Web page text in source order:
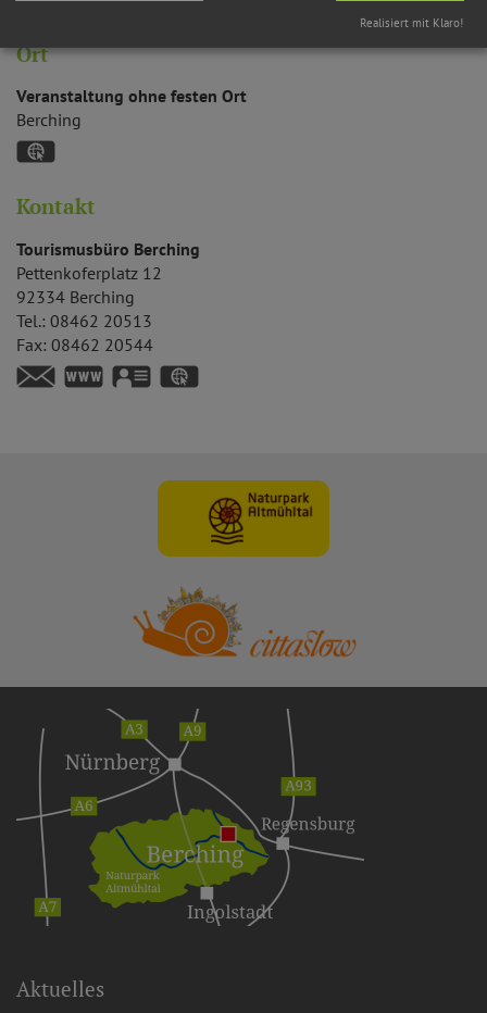
Ort
Veranstaltung ohne festen Ort
Berching
Kontakt
Tourismusbüro Berching
Pettenkoferplatz 12
92334 Berching
Tel.: 08462 20513
Fax: 08462 20544
https://www.berching.de
vCard
Aktuelles
Realisiert mit Klaro!